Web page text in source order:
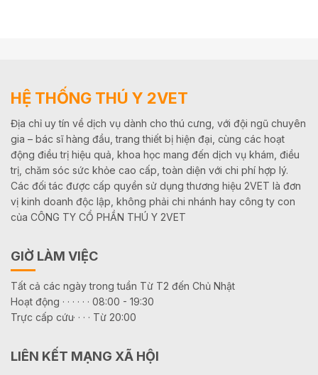
HỆ THỐNG THÚ Y 2VET
Địa chỉ uy tín về dịch vụ dành cho thú cưng, với đội ngũ chuyên
gia – bác sĩ hàng đầu, trang thiết bị hiện đại, cùng các hoạt
động điều trị hiệu quả, khoa học mang đến dịch vụ khám, điều
trị, chăm sóc sức khỏe cao cấp, toàn diện với chi phí hợp lý.
Các đối tác được cấp quyền sử dụng thương hiệu 2VET là đơn
vị kinh doanh độc lập, không phải chi nhánh hay công ty con
của CÔNG TY CỔ PHẦN THÚ Y 2VET
GIỜ LÀM VIỆC
Tất cả các ngày trong tuần Từ T2 đến Chủ Nhật
Hoạt động · · · · · · 08:00 - 19:30
Trực cấp cứu· · · · Từ 20:00
LIÊN KẾT MẠNG XÃ HỘI